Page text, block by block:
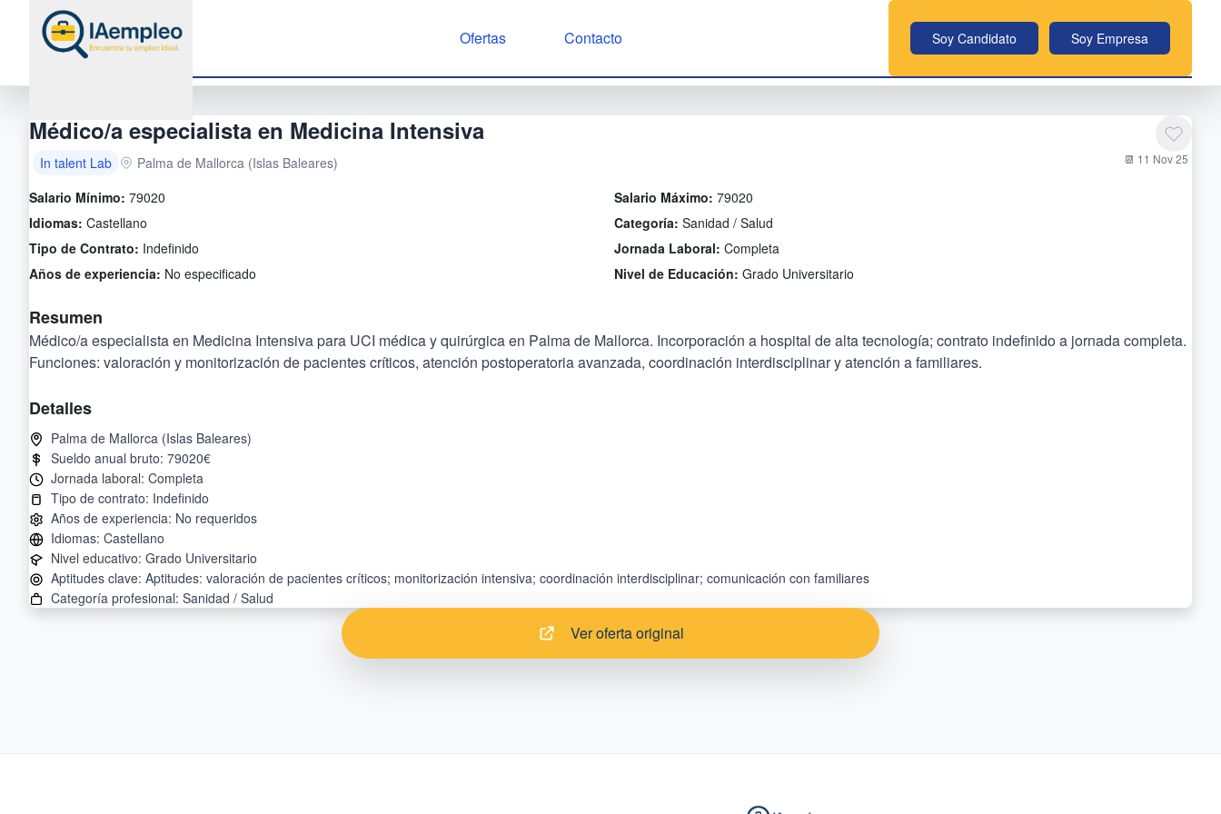
Ofertas Contacto Soy Candidato Soy Empresa
Médico/a especialista en Medicina Intensiva
In talent Lab Palma de Mallorca (Islas Baleares) 📆 11 Nov 25
Salario Mínimo: 79020 Salario Máximo: 79020
Idiomas: Castellano Categoría: Sanidad / Salud
Tipo de Contrato: Indefinido Jornada Laboral: Completa
Años de experiencia: No especificado Nivel de Educación: Grado Universitario
Resumen
Médico/a especialista en Medicina Intensiva para UCI médica y quirúrgica en Palma de Mallorca. Incorporación a hospital de alta tecnología; contrato indefinido a jornada completa.
Funciones: valoración y monitorización de pacientes críticos, atención postoperatoria avanzada, coordinación interdisciplinar y atención a familiares.
Detalles
Ver oferta original